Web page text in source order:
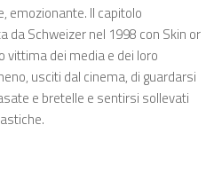
emozionante. Il capitolo
da Schweizer nel 1998 con Skin or
vittima dei media e dei loro
usciti dal cinema, di guardarsi
e bretelle e sentirsi sollevati